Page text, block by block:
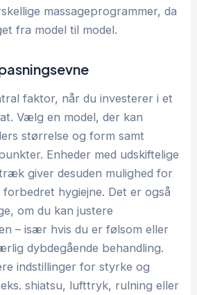
massageprogrammer, da
fra model til model.
faktor, når du investerer i et
Vælg en model, der kan
størrelse og form samt
Enheder med udskiftelige
giver desuden mulighed for
hygiejne. Det er også
om du kan justere
– især hvis du er følsom eller
dybdegående behandling.
indstillinger for styrke og
shiatsu, lufttryk, rulning eller